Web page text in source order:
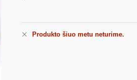
Produkto šiuo metu neturime.